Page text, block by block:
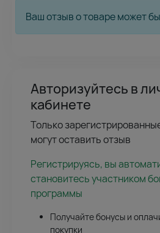
Ваш отзыв о товаре может
Авторизуйтесь в
кабинете
Только
могут оставить отзыв
Регистрируясь, вы
становитесь участником
программы
Получайте бонусы и
покупки